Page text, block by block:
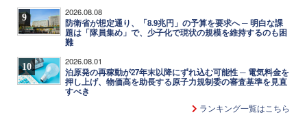
9 2026.08.08
防衛省が想定通り、「8.9兆円」の予算を要求へ ─ 明白な課
題は「隊員集め」で、少子化で現状の規模を維持するのも困
難
10 2026.08.01
泊原発の再稼動が27年末以降にずれ込む可能性 ─ 電気料金を
押し上げ、物価高を助長する原子力規制委の審査基準を見直
すべき
ランキング一覧はこちら